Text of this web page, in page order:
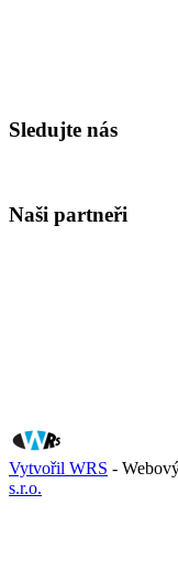
Sledujte nás
Naši partneři
Vytvořil WRS -
s.r.o.